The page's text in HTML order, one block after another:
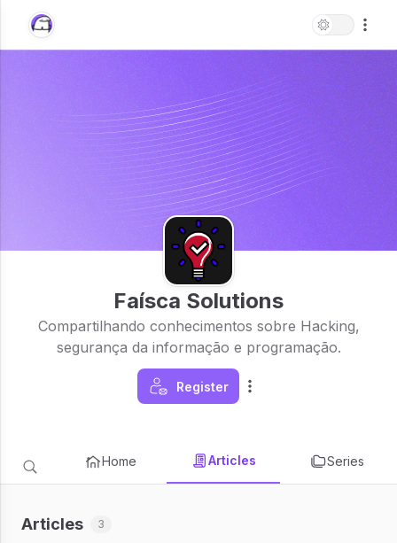
Faísca Solutions
Compartilhando conhecimentos sobre Hacking,
segurança da informação e programação.
Register
Home Articles Series
Articles 3